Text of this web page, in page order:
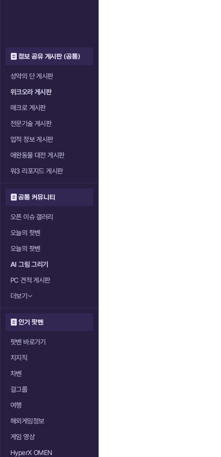
정보 공유 게시판 (공통)
성약의 단 게시판
위크오라 게시판
매크로 게시판
전문기술 게시판
업적 정보 게시판
애완동물 대전 게시판
워3 리포지드 게시판
공통 커뮤니티
오픈 이슈 갤러리
오늘의 핫벤
오늘의 팟벤
AI 그림 그리기
PC 견적 게시판
더보기
인기 팟벤
팟벤 바로가기
치지직
차벤
걸그룹
여행
해외게임정보
게임 영상
HyperX OMEN